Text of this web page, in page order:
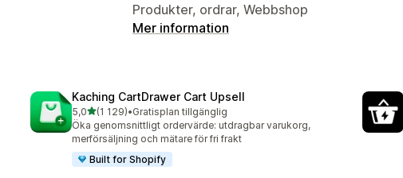
Produkter, ordrar, Webbshop
Mer information
Kaching CartDrawer Cart Upsell
5,0av 5 stjärnor
(1 129)
1129 recensioner totalt
•Gratisplan tillgänglig
Öka genomsnittligt ordervärde: utdragbar varukorg,
merförsäljning och mätare för fri frakt
Built for Shopify